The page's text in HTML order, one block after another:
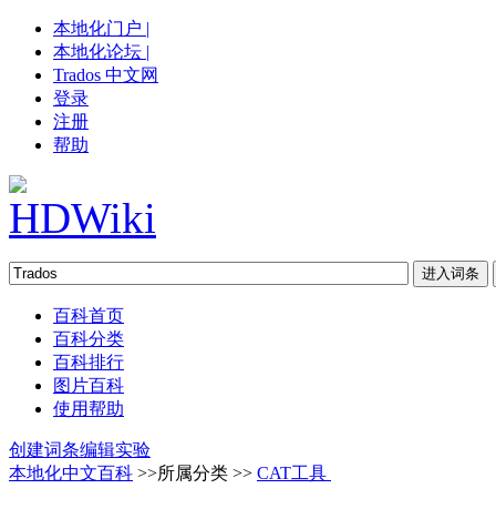
本地化门户 |
本地化论坛 |
Trados 中文网
登录
注册
帮助
百科首页
百科分类
百科排行
图片百科
使用帮助
创建词条编辑实验
本地化中文百科 >>所属分类 >> CAT工具